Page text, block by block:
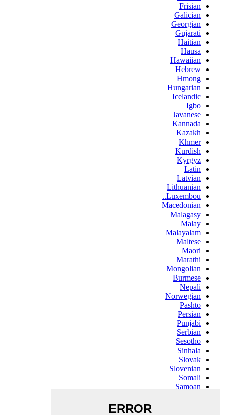
Frisian
Galician
Georgian
Gujarati
Haitian
Hausa
Hawaiian
Hebrew
Hmong
Hungarian
Icelandic
Igbo
Javanese
Kannada
Kazakh
Khmer
Kurdish
Kyrgyz
Latin
Latvian
Lithuanian
Luxembou..
Macedonian
Malagasy
Malay
Malayalam
Maltese
Maori
Marathi
Mongolian
Burmese
Nepali
Norwegian
Pashto
Persian
Punjabi
Serbian
Sesotho
Sinhala
Slovak
Slovenian
Somali
Samoan